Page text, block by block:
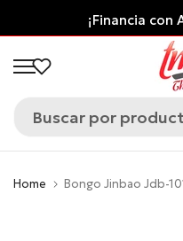
al
contenido
¡Financia con
Home Bongo Jinbao Jdb-